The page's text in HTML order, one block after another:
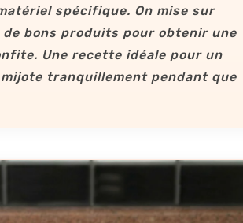
spécifique. On mise sur
bons produits pour obtenir une
Une recette idéale pour un
tranquillement pendant que